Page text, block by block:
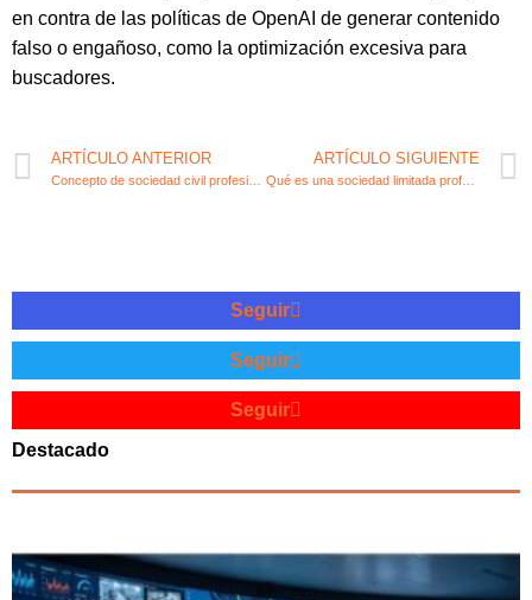
en contra de las políticas de OpenAI de generar contenido
falso o engañoso, como la optimización excesiva para
buscadores.
ARTÍCULO ANTERIOR ARTÍCULO SIGUIENTE
Qué es una sociedad limitada profesional y cómo funciona
Seguir
Seguir
Seguir
Destacado